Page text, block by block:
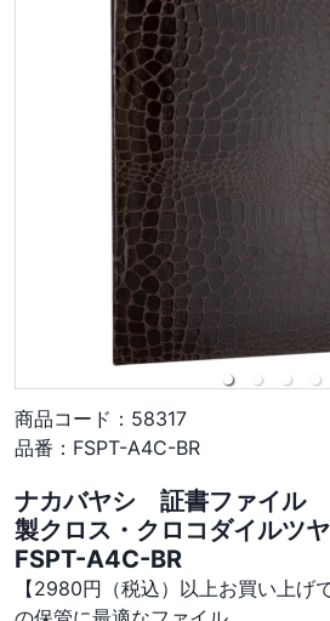
商品コード： 58317
品番： FSPT-A4C-BR
ナカバヤシ 証書ファイ
製クロス・クロコダイル
FSPT-A4C-BR
【2980円（税込）以上お買い上げ